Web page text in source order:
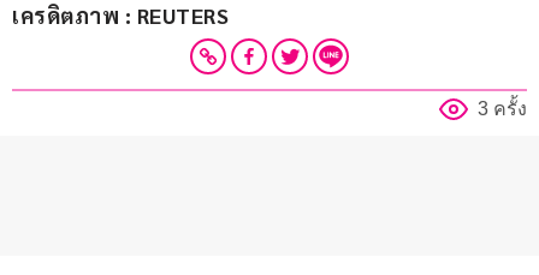
เครดิตภาพ : REUTERS
3 ครั้ง